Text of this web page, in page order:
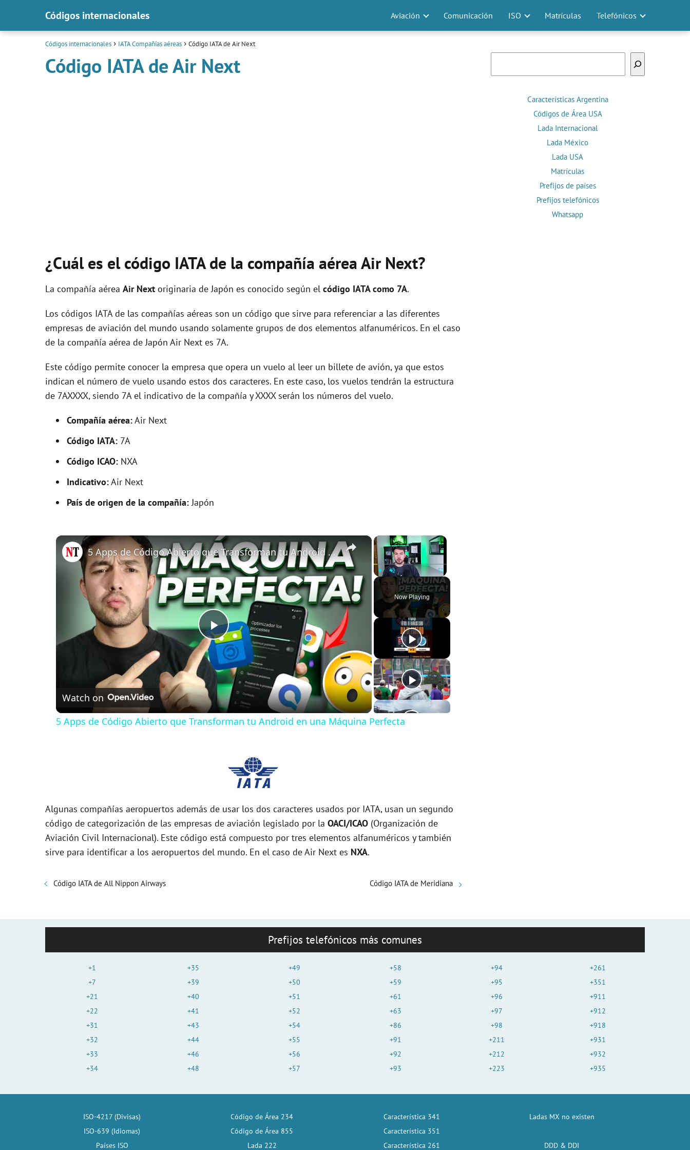
Códigos internacionales Aviación Comunicación ISO Matrículas Telefónicos
Códigos internacionales IATA Compañías aéreas Código IATA de Air Next
Código IATA de Air Next
¿Cuál es el código IATA de la compañía aérea Air Next?
La compañía aérea Air Next originaria de Japón es conocido según el código IATA como 7A.
Los códigos IATA de las compañías aéreas son un código que sirve para referenciar a las diferentes
empresas de aviación del mundo usando solamente grupos de dos elementos alfanuméricos. En el caso
de la compañía aérea de Japón Air Next es 7A.
Este código permite conocer la empresa que opera un vuelo al leer un billete de avión, ya que estos
indican el número de vuelo usando estos dos caracteres. En este caso, los vuelos tendrán la estructura
de 7AXXXX, siendo 7A el indicativo de la compañía y XXXX serán los números del vuelo.
Compañía aérea:Air Next
Código IATA: 7A
Código ICAO: NXA
Indicativo:Air Next
País de origen de la compañía:Japón
×
Play Unmute Fullscreen
Now Playing
×
P
l
a
d
e
5 Apps de Código Abierto que Transforman tu Android en una Máquina Perfecta
Watch on
5 Apps de Código Abierto que Transforman tu Android en una Máquina Perfecta
Algunas compañías aeropuertos además de usar los dos caracteres usados por IATA, usan un segundo
código de categorización de las empresas de aviación legislado por la OACI/ICAO (Organización de
Aviación Civil Internacional). Este código está compuesto por tres elementos alfanuméricos y también
sirve para identificar a los aeropuertos del mundo. En el caso de Air Next es NXA.
Código IATA de All Nippon Airways Código IATA de Meridiana
Características Argentina
Códigos de Área USA
Lada Internacional
Lada México
Lada USA
Matrículas
Prefijos de países
Prefijos telefónicos
Whatsapp
Prefijos telefónicos más comunes
+1
+7
+21
+22
+31
+32
+33
+34
+35
+39
+40
+41
+43
+44
+46
+48
+49
+50
+51
+52
+54
+55
+56
+57
+58
+59
+61
+63
+86
+91
+92
+93
+94
+95
+96
+97
+98
+211
+212
+223
+261
+351
+911
+912
+918
+931
+932
+935
ISO-4217 (Divisas)
ISO-639 (Idiomas)
Países ISO
Código de Área 234
Código de Área 855
Lada 222
Característica 341
Característica 351
Característica 261
Ladas MX no existen
DDD & DDI